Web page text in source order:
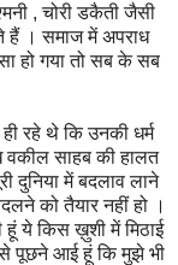
, चोरी डकैती जैसी
हैं । समाज में अपराध
हो गया तो सब के सब
थे कि उनकी धर्म
वकील साहब की हालत
दुनिया में बदलाव लाने
को तैयार नहीं हो ।
हूं ये किस ख़ुशी में मिठाई
पूछने आई हूं कि मुझे भी